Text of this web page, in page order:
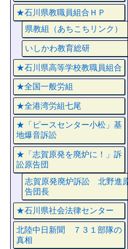
★石川県教職員組合ＨＰ
県教組（あちこちリンク）
いしかわ教育総研
★石川県高等学校教職員組合
★全国一般労組
★全港湾労組七尾
★「ピースセンター小松」基
地爆音訴訟
★「志賀原発を廃炉に！」訴
訟原告団
志賀原発廃炉訴訟 北野進原
告団長
★石川県社会法律センター
北陸中日新聞 ７３１部隊の
真相